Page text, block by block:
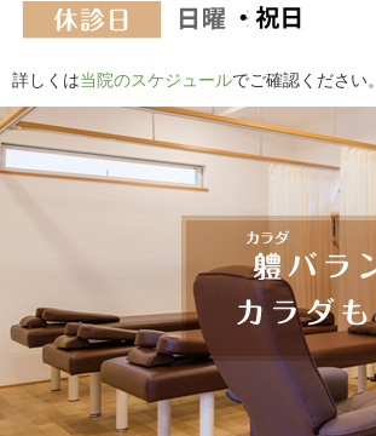
詳しくは当院のスケジュールでご確認ください。